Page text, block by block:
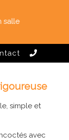
salle
simple et
avec